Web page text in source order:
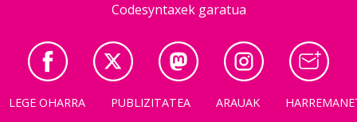
Codesyntaxek garatua
LEGE OHARRA PUBLIZITATEA ARAUAK